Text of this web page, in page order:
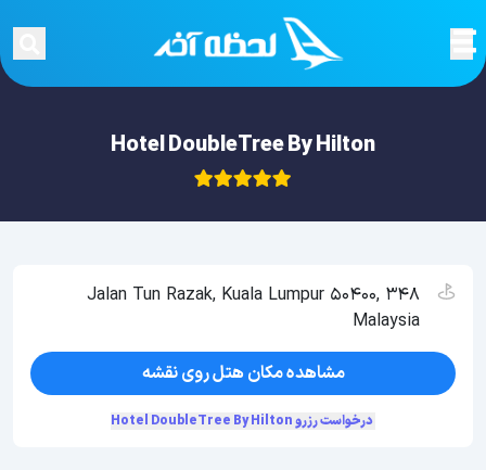
Hotel DoubleTree By Hilton
348 Jalan Tun Razak, Kuala Lumpur 50400,
Malaysia
مشاهده مکان هتل روی نقشه
درخواست رزرو Hotel DoubleTree By Hilton